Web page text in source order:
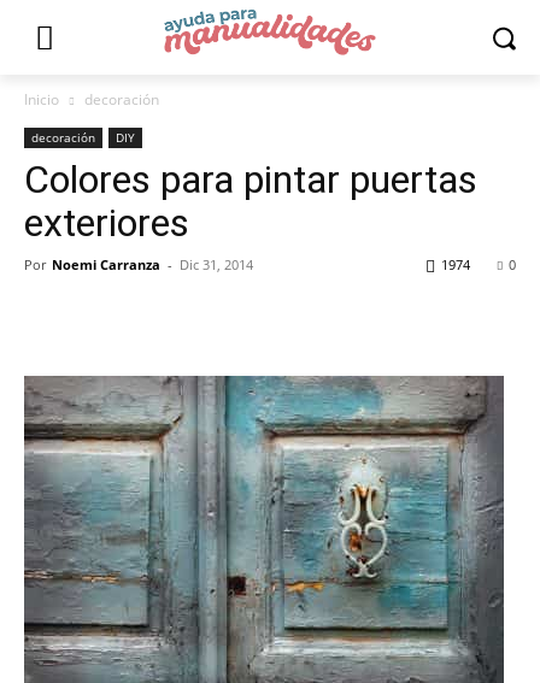
Inicio decoración
decoración DIY
Colores para pintar puertas
exteriores
Por Noemi Carranza - Dic 31, 2014 0
1974